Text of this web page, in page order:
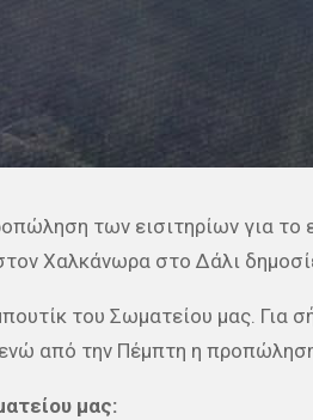
των εισιτηρίων για το
Χαλκάνωρα στο Δάλι
του Σωματείου μας. Για
ενώ από την Πέμπτη η
μας: